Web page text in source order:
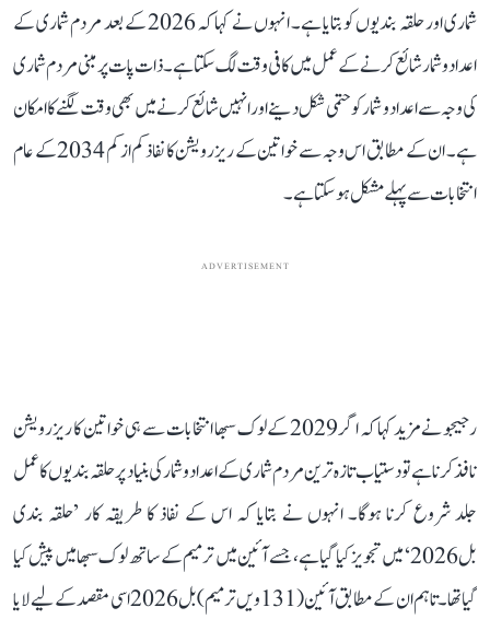
شماری اور حلقہ بندیوں کو بتایا ہے۔ انہوں نے کہا کہ 2026 کے بعد مردم شماری کے
اعداد و شمار شائع کرنے کے عمل میں کافی وقت لگ سکتا ہے۔ ذات پات پر مبنی مردم شماری
کی وجہ سے اعداد و شمار کو حتمی شکل دینے اور انہیں شائع کرنے میں بھی وقت لگنے کا امکان
ہے۔ ان کے مطابق اس وجہ سے خواتین کے ریزرویشن کا نفاذ کم از کم 2034 کے عام
انتخابات سے پہلے مشکل ہو سکتا ہے۔
ADVERTISEMENT
رجیجو نے مزید کہا کہ اگر 2029 کے لوک سبھا انتخابات سے ہی خواتین کا ریزرویشن
نافذ کرنا ہے تو دستیاب تازہ ترین مردم شماری کے اعداد و شمار کی بنیاد پر حلقہ بندیوں کا عمل
جلد شروع کرنا ہوگا۔ انہوں نے بتایا کہ اس کے نفاذ کا طریقہ کار ’حلقہ بندی
بل 2026‘ میں تجویز کیا گیا ہے، جسے آئین میں ترمیم کے ساتھ لوک سبھا میں پیش کیا
گیا تھا۔ تاہم ان کے مطابق آئین (131ویں ترمیم) بل 2026 اسی مقصد کے لیے لایا